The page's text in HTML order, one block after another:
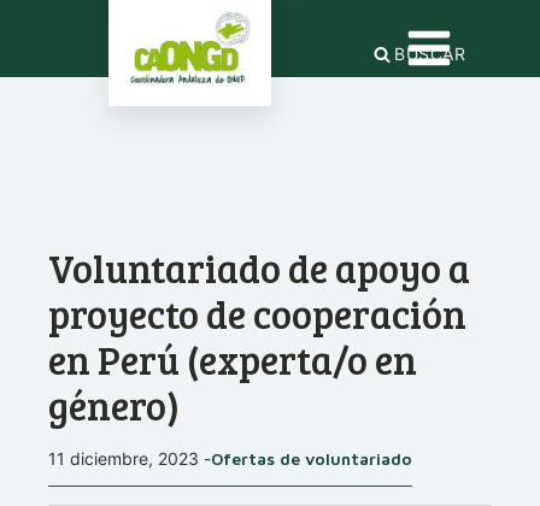
BUSCAR
Voluntariado de apoyo a
proyecto de cooperación
en Perú (experta/o en
género)
11 diciembre, 2023 -Ofertas de voluntariado